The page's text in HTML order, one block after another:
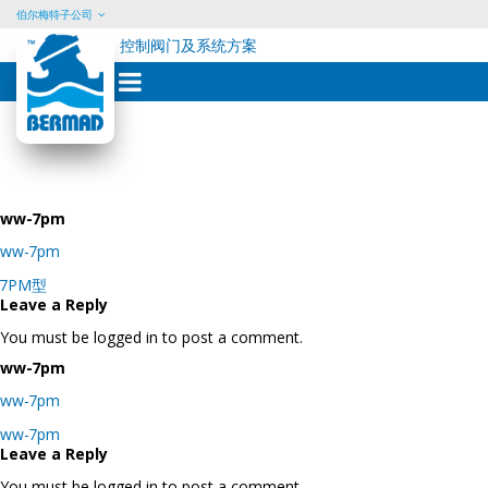
Skip
content
伯尔梅特子公司
控制阀门及系统方案
ww-7pm
ww-7pm
Post
navigation
7PM型
Leave a Reply
You must be logged in to post a comment.
ww-7pm
ww-7pm
Post
navigation
ww-7pm
Leave a Reply